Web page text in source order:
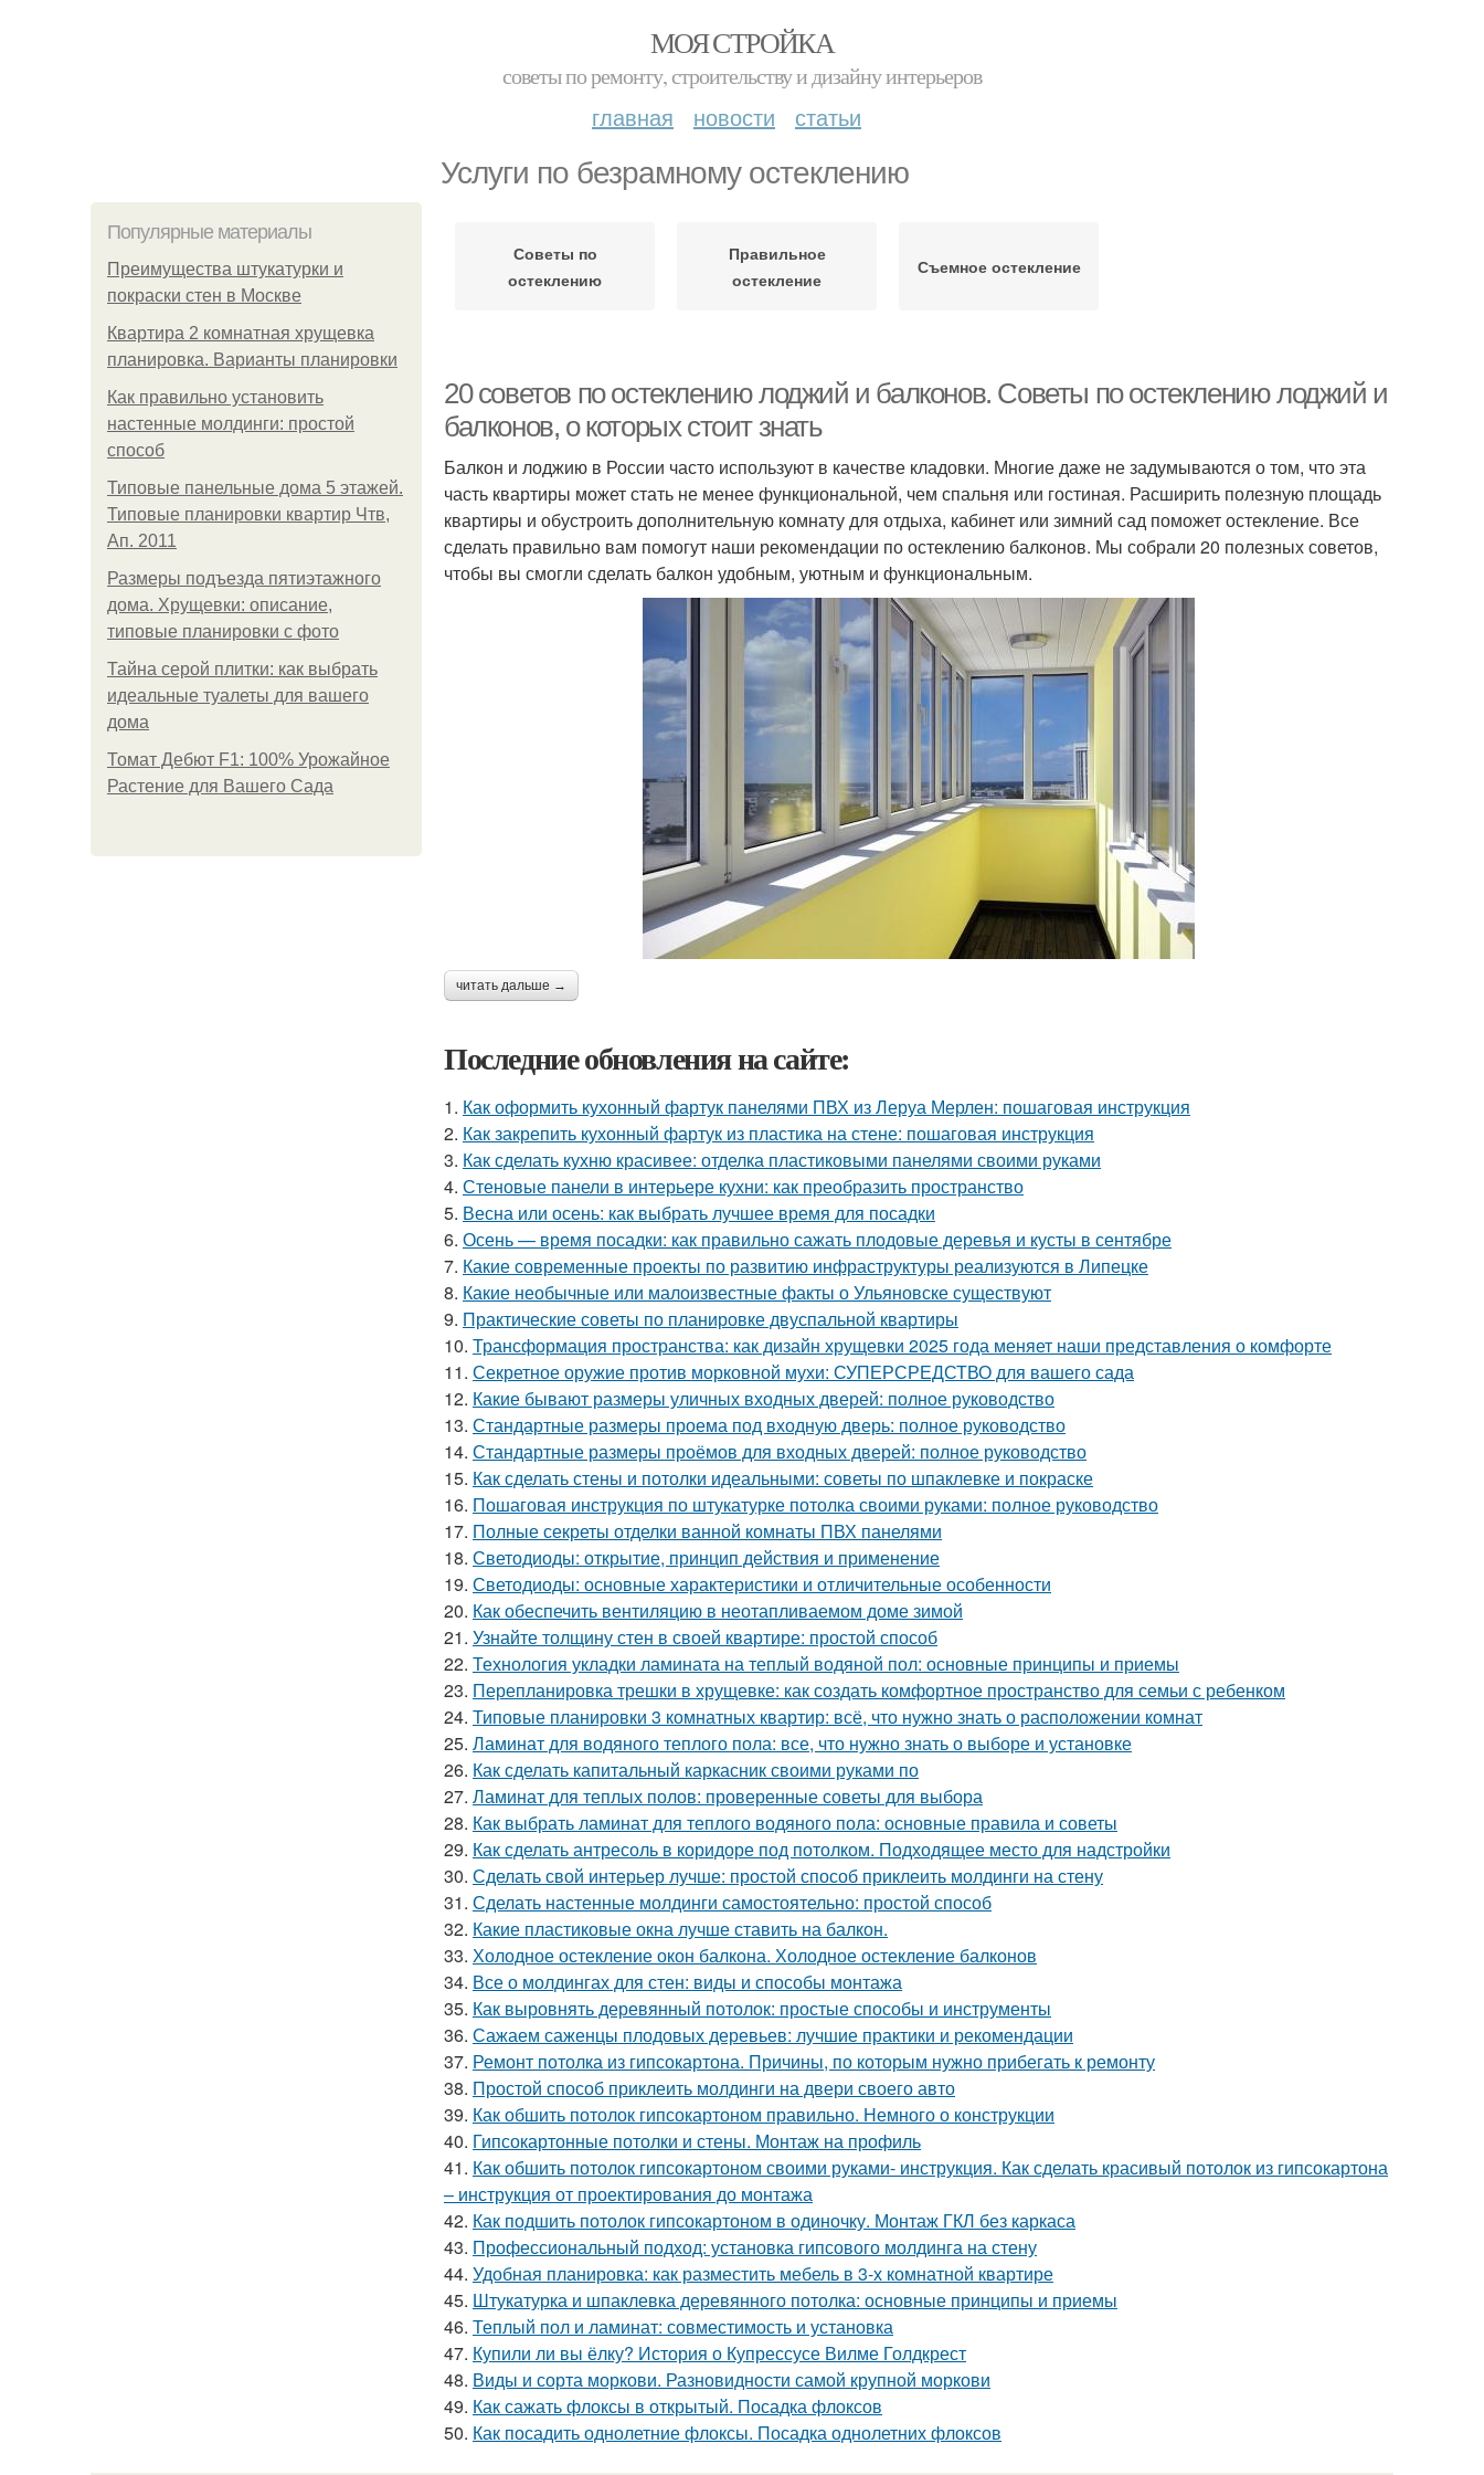
МОЯ СТРОЙКА
советы по ремонту, строительству и дизайну интерьеров
главная новости статьи
Услуги по безрамному остеклению
Популярные материалы
Преимущества штукатурки и
покраски стен в Москве
Квартира 2 комнатная хрущевка
планировка. Варианты планировки
Как правильно установить
настенные молдинги: простой
способ
Типовые панельные дома 5 этажей.
Типовые планировки квартир Чтв,
Ап. 2011
Размеры подъезда пятиэтажного
дома. Хрущевки: описание,
типовые планировки с фото
Тайна серой плитки: как выбрать
идеальные туалеты для вашего
дома
Томат Дебют F1: 100% Урожайное
Растение для Вашего Сада
Советы по
остеклению
Правильное
остекление
Съемное остекление
20 советов по остеклению лоджий и балконов. Советы по остеклению лоджий и
балконов, о которых стоит знать
Балкон и лоджию в России часто используют в качестве кладовки. Многие даже не задумываются о том, что эта
часть квартиры может стать не менее функциональной, чем спальня или гостиная. Расширить полезную площадь
квартиры и обустроить дополнительную комнату для отдыха, кабинет или зимний сад поможет остекление. Все
сделать правильно вам помогут наши рекомендации по остеклению балконов. Мы собрали 20 полезных советов,
чтобы вы смогли сделать балкон удобным, уютным и функциональным.
читать дальше →
Последние обновления на сайте:
1. Как оформить кухонный фартук панелями ПВХ из Леруа Мерлен: пошаговая инструкция
2. Как закрепить кухонный фартук из пластика на стене: пошаговая инструкция
3. Как сделать кухню красивее: отделка пластиковыми панелями своими руками
4. Стеновые панели в интерьере кухни: как преобразить пространство
5. Весна или осень: как выбрать лучшее время для посадки
6. Осень — время посадки: как правильно сажать плодовые деревья и кусты в сентябре
7. Какие современные проекты по развитию инфраструктуры реализуются в Липецке
8. Какие необычные или малоизвестные факты о Ульяновске существуют
9. Практические советы по планировке двуспальной квартиры
10. Трансформация пространства: как дизайн хрущевки 2025 года меняет наши представления о комфорте
11. Секретное оружие против морковной мухи: СУПЕРСРЕДСТВО для вашего сада
12. Какие бывают размеры уличных входных дверей: полное руководство
13. Стандартные размеры проема под входную дверь: полное руководство
14. Стандартные размеры проёмов для входных дверей: полное руководство
15. Как сделать стены и потолки идеальными: советы по шпаклевке и покраске
16. Пошаговая инструкция по штукатурке потолка своими руками: полное руководство
17. Полные секреты отделки ванной комнаты ПВХ панелями
18. Светодиоды: открытие, принцип действия и применение
19. Светодиоды: основные характеристики и отличительные особенности
20. Как обеспечить вентиляцию в неотапливаемом доме зимой
21. Узнайте толщину стен в своей квартире: простой способ
22. Технология укладки ламината на теплый водяной пол: основные принципы и приемы
23. Перепланировка трешки в хрущевке: как создать комфортное пространство для семьи с ребенком
24. Типовые планировки 3 комнатных квартир: всё, что нужно знать о расположении комнат
25. Ламинат для водяного теплого пола: все, что нужно знать о выборе и установке
26. Как сделать капитальный каркасник своими руками по
27. Ламинат для теплых полов: проверенные советы для выбора
28. Как выбрать ламинат для теплого водяного пола: основные правила и советы
29. Как сделать антресоль в коридоре под потолком. Подходящее место для надстройки
30. Сделать свой интерьер лучше: простой способ приклеить молдинги на стену
31. Сделать настенные молдинги самостоятельно: простой способ
32. Какие пластиковые окна лучше ставить на балкон.
33. Холодное остекление окон балкона. Холодное остекление балконов
34. Все о молдингах для стен: виды и способы монтажа
35. Как выровнять деревянный потолок: простые способы и инструменты
36. Сажаем саженцы плодовых деревьев: лучшие практики и рекомендации
37. Ремонт потолка из гипсокартона. Причины, по которым нужно прибегать к ремонту
38. Простой способ приклеить молдинги на двери своего авто
39. Как обшить потолок гипсокартоном правильно. Немного о конструкции
40. Гипсокартонные потолки и стены. Монтаж на профиль
41. Как обшить потолок гипсокартоном своими руками- инструкция. Как сделать красивый потолок из гипсокартона
– инструкция от проектирования до монтажа
42. Как подшить потолок гипсокартоном в одиночку. Монтаж ГКЛ без каркаса
43. Профессиональный подход: установка гипсового молдинга на стену
44. Удобная планировка: как разместить мебель в 3-х комнатной квартире
45. Штукатурка и шпаклевка деревянного потолка: основные принципы и приемы
46. Теплый пол и ламинат: совместимость и установка
47. Купили ли вы ёлку? История о Купрессусе Вилме Голдкрест
48. Виды и сорта моркови. Разновидности самой крупной моркови
49. Как сажать флоксы в открытый. Посадка флоксов
50. Как посадить однолетние флоксы. Посадка однолетних флоксов